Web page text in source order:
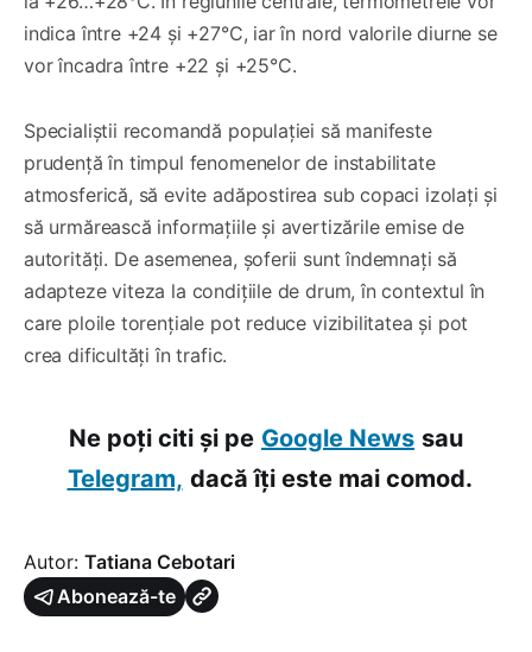
indica între +24 și +27°C, iar în nord valorile diurne se
vor încadra între +22 și +25°C.
Specialiștii recomandă populației să manifeste
prudență în timpul fenomenelor de instabilitate
atmosferică, să evite adăpostirea sub copaci izolați și
să urmărească informațiile și avertizările emise de
autorități. De asemenea, șoferii sunt îndemnați să
adapteze viteza la condițiile de drum, în contextul în
care ploile torențiale pot reduce vizibilitatea și pot
crea dificultăți în trafic.
Ne poți citi și pe Google News sau
Telegram, dacă îți este mai comod.
Autor: Tatiana Cebotari
Abonează-te